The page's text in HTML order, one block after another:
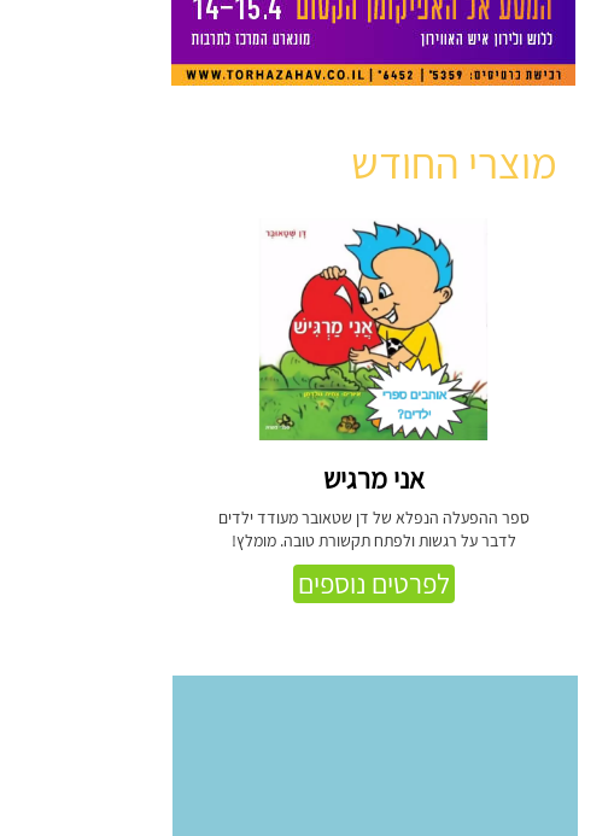
מוצרי החודש
אני מרגיש
ספר ההפעלה הנפלא של דן שטאובר מעודד ילדים
לדבר על רגשות ולפתח תקשורת טובה. מומלץ!
לפרטים נוספים